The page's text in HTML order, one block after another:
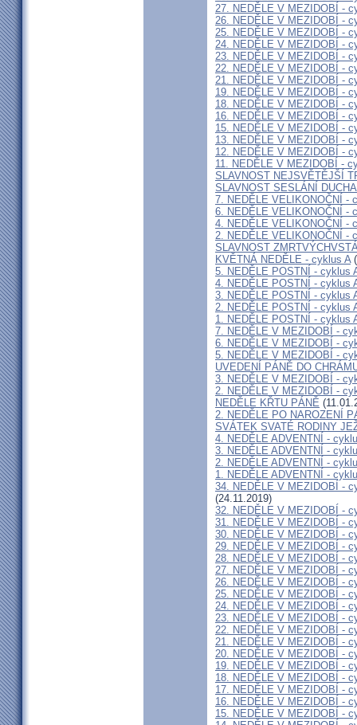
27. NEDĚLE V MEZIDOBÍ -
26. NEDĚLE V MEZIDOBÍ -
25. NEDĚLE V MEZIDOBÍ -
24. NEDĚLE V MEZIDOBÍ -
23. NEDĚLE V MEZIDOBÍ -
22. NEDĚLE V MEZIDOBÍ -
21. NEDĚLE V MEZIDOBÍ -
19. NEDĚLE V MEZIDOBÍ -
18. NEDĚLE V MEZIDOBÍ -
16. NEDĚLE V MEZIDOBÍ -
15. NEDĚLE V MEZIDOBÍ -
13. NEDĚLE V MEZIDOBÍ -
12. NEDĚLE V MEZIDOBÍ -
11. NEDĚLE V MEZIDOBÍ -
SLAVNOST NEJSVĚTĚJŠÍ
SLAVNOST SESLÁNÍ
7. NEDĚLE VELIKONOČNÍ -
6. NEDĚLE VELIKONOČNÍ -
4. NEDĚLE VELIKONOČNÍ -
2. NEDĚLE VELIKONOČNÍ -
SLAVNOST
KVĚTNÁ NEDĚLE - cyklus A
5. NEDĚLE POSTNÍ - cyklus
4. NEDĚLE POSTNÍ - cyklus
3. NEDĚLE POSTNÍ - cyklus
2. NEDĚLE POSTNÍ - cyklus
1. NEDĚLE POSTNÍ - cyklus
7. NEDĚLE V MEZIDOBÍ -
6. NEDĚLE V MEZIDOBÍ -
5. NEDĚLE V MEZIDOBÍ -
UVEDENÍ PÁNĚ DO
3. NEDĚLE V MEZIDOBÍ -
2. NEDĚLE V MEZIDOBÍ -
NEDĚLE KŘTU PÁNĚ
2. NEDĚLE PO NAROZENÍ
SVÁTEK SVATÉ RODINY
4. NEDĚLE ADVENTNÍ -
3. NEDĚLE ADVENTNÍ -
2. NEDĚLE ADVENTNÍ -
1. NEDĚLE ADVENTNÍ -
34. NEDĚLE V MEZIDOBÍ -
(24.11.2019)
32. NEDĚLE V MEZIDOBÍ -
31. NEDĚLE V MEZIDOBÍ -
30. NEDĚLE V MEZIDOBÍ -
29. NEDĚLE V MEZIDOBÍ -
28. NEDĚLE V MEZIDOBÍ -
27. NEDĚLE V MEZIDOBÍ -
26. NEDĚLE V MEZIDOBÍ -
25. NEDĚLE V MEZIDOBÍ -
24. NEDĚLE V MEZIDOBÍ -
23. NEDĚLE V MEZIDOBÍ -
22. NEDĚLE V MEZIDOBÍ -
21. NEDĚLE V MEZIDOBÍ -
20. NEDĚLE V MEZIDOBÍ -
19. NEDĚLE V MEZIDOBÍ -
18. NEDĚLE V MEZIDOBÍ -
17. NEDĚLE V MEZIDOBÍ -
16. NEDĚLE V MEZIDOBÍ -
15. NEDĚLE V MEZIDOBÍ -